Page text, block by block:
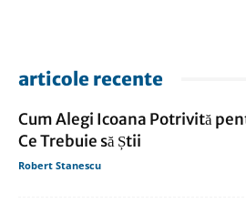
articole recente
Cum Alegi Icoana Potrivită
Ce Trebuie să Știi
Robert Stanescu